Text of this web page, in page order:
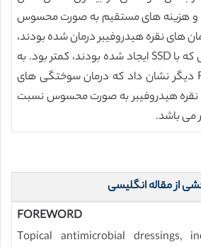
و هزینه های مستقیم به صورت محسوس
های نقره هیدروفیبر درمان شده بودند،
نسبت به پانسمان هایی که با SSD ایجاد شده بودند، کمتر بود. به
صورت مشابه، یک RCT دیگر نشان داد که درمان سوختگی های
نقره هیدروفیبر به صورت محسوس نسبت
از مقاله انگلیسی
FOREWORD
Topical antimicrobial dressings,